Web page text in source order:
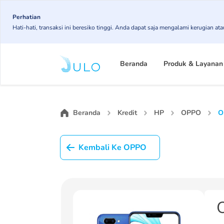
main
Perhatian
Hati-hati, transaksi ini beresiko tinggi. Anda dapat saja mengalami kerugian
navigation
Beranda Produk & Layanan
Beranda Kredit HP OPPO
Kembali Ke OPPO